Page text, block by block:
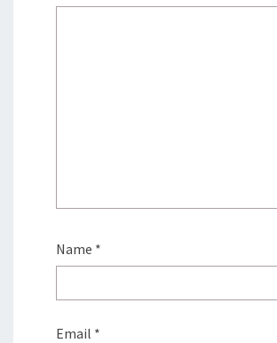
Name *
Email *